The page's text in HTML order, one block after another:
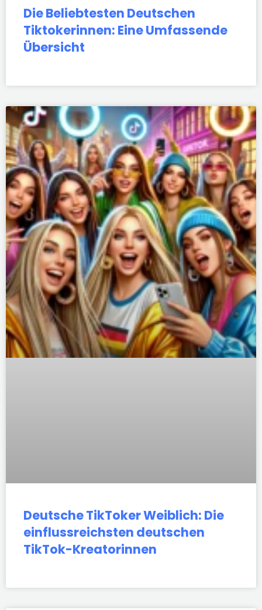
Die Beliebtesten Deutschen
Tiktokerinnen: Eine Umfassende
Übersicht
Deutsche TikToker Weiblich: Die
einflussreichsten deutschen
TikTok-Kreatorinnen